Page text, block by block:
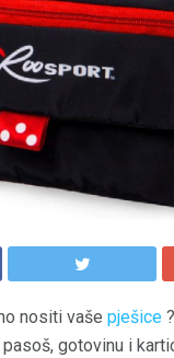
nositi vaše pješice
gotovinu i